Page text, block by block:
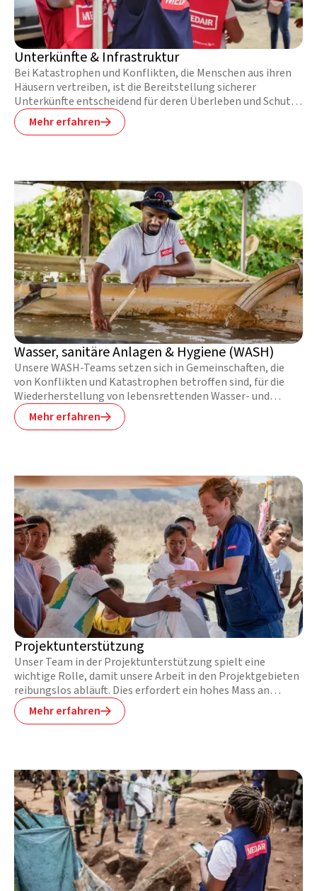
Unterkünfte & Infrastruktur
Bei Katastrophen und Konflikten, die Menschen aus ihren
Häusern vertreiben, ist die Bereitstellung sicherer
Unterkünfte entscheidend für deren Überleben und Schutz.
Unsere Teams in den Bereichen Unterkünfte &
Infrastruktur sind dafür verantwortlich, dass qualitativ
Mehr erfahren
Wasser, sanitäre Anlagen & Hygiene (WASH)
Unsere WASH-Teams setzen sich in Gemeinschaften, die
von Konflikten und Katastrophen betroffen sind, für die
Wiederherstellung von lebensrettenden Wasser- und
Sanitärsystemen ein. Sie versorgen Gemeinschaften, in
denen es kein Trinkwasser gibt, mit sauberem Wasser,
Mehr erfahren
Projektunterstützung
Unser Team in der Projektunterstützung spielt eine
wichtige Rolle, damit unsere Arbeit in den Projektgebieten
reibungslos abläuft. Dies erfordert ein hohes Mass an
Planung und Organisation.
Mehr erfahren